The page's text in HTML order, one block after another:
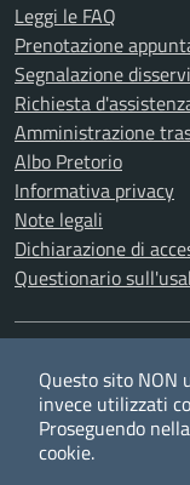
Leggi le FAQ
Prenotazione
Segnalazione
Richiesta
Amministrazione
Albo Pretorio
Informativa privacy
Note legali
Dichiarazione di
Questionario
TwitterFacebook
Questo sito NON
invece utilizzati
Proseguendo
cookie.